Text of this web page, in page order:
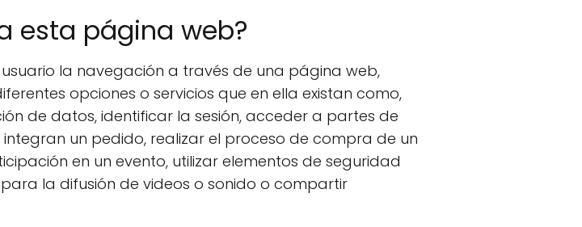
esta página web?
la navegación a través de una página web,
opciones o servicios que en ella existan como,
de datos, identificar la sesión, acceder a partes de
un pedido, realizar el proceso de compra de un
en un evento, utilizar elementos de seguridad
la difusión de videos o sonido o compartir